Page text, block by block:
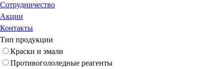
Сотрудничество
Акции
Контакты
Тип продукции
Краски и эмали
Противогололедные реагенты